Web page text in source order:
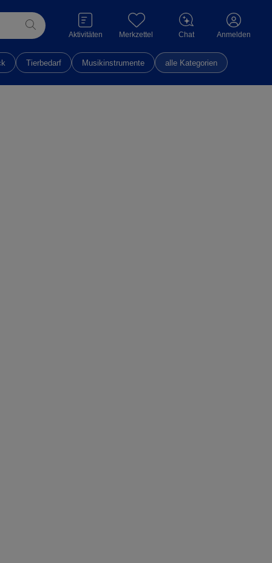
Aktivitäten Merkzettel Chat Anmelden
Tierbedarf Musikinstrumente alle Kategorien